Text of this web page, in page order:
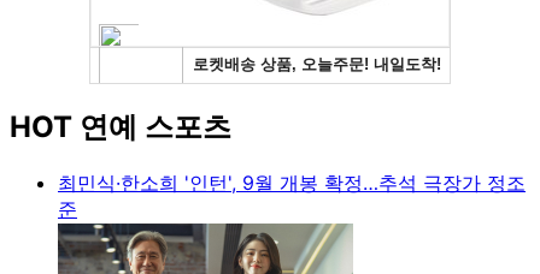
HOT 연예 스포츠
최민식·한소희 '인턴', 9월 개봉 확정…추석 극장가 정조
준